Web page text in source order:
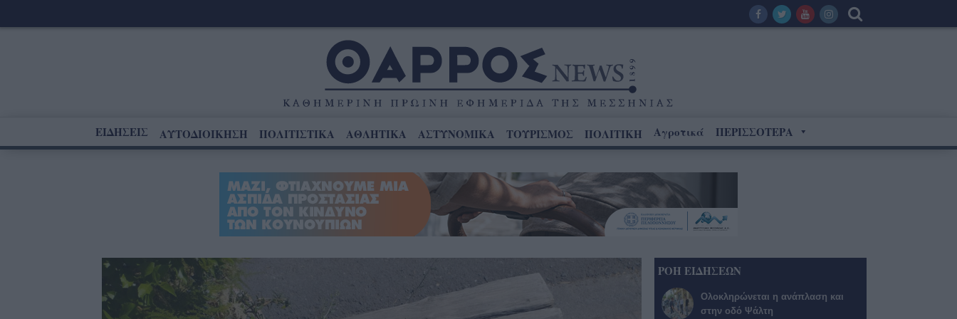
ΕΙΔΗΣΕΙΣ ΑΥΤΟΔΙΟΙΚΗΣΗ ΠΟΛΙΤΙΣΤΙΚΑ ΑΘΛΗΤΙΚΑ ΑΣΤΥΝΟΜΙΚΑ ΤΟΥΡΙΣΜΟΣ ΠΟΛΙΤΙΚΗ Αγροτικά ΠΕΡΙΣΣΟΤΕΡΑ
ΡΟΗ ΕΙΔΗΣΕΩΝ
Ολοκληρώνεται η ανάπλαση και
στην οδό Ψάλτη